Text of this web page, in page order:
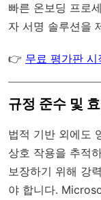
빠른 온보딩 프로
자 서명 솔루션을
👉 무료 평가판 시
규정 준수 및
법적 기반 외에도
상호 작용을 추적
보장하기 위해 강
야 합니다.